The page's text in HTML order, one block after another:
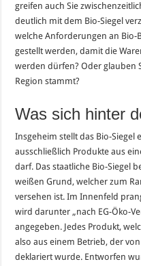
greifen auch Sie
deutlich mit dem Bio-Siegel
welche Anforderungen an
gestellt werden, damit die
werden dürfen? Oder glauben
Region stammt?
Was sich hinter
Insgeheim stellt das Bio-Siegel
ausschließlich Produkte aus
darf. Das staatliche Bio-Siegel
weißen Grund, welcher zum
versehen ist. Im Innenfeld
wird darunter „nach EG-Öko-
angegeben. Jedes Produkt,
also aus einem Betrieb, der
deklariert wurde. Entworfen